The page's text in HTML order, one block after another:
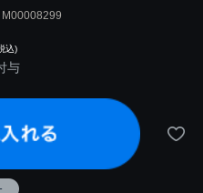
込)
与